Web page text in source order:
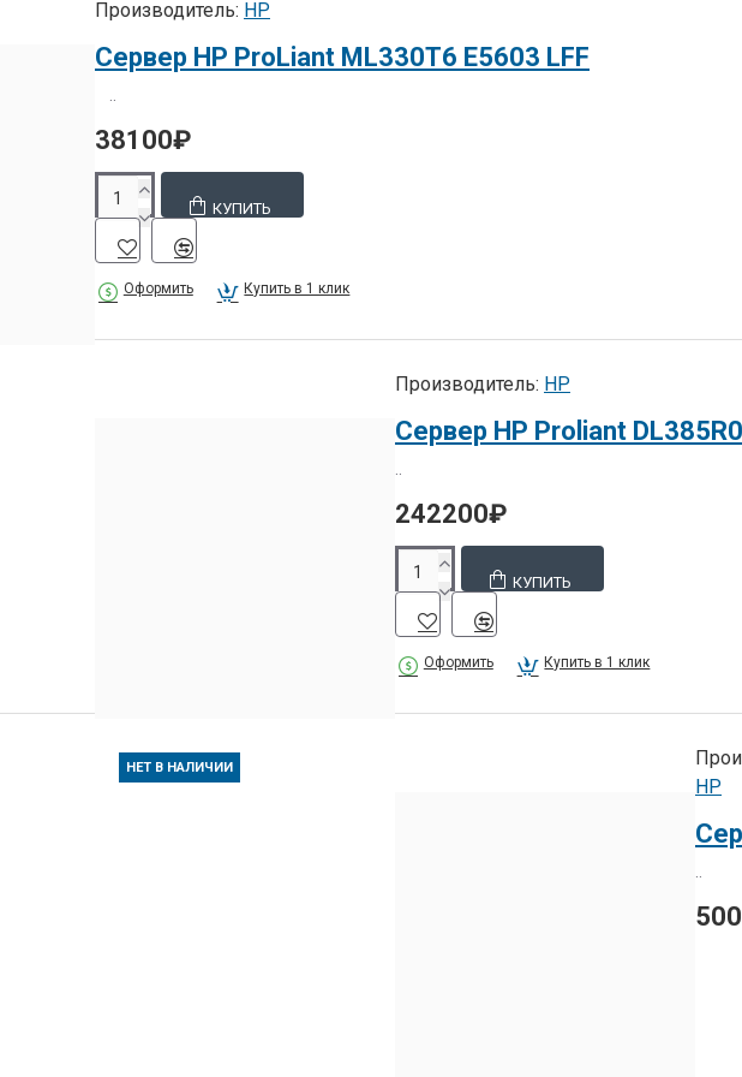
Производитель: HP
Сервер HP ProLiant ML330T6 E5603 LFF
38100₽
КУПИТЬ
Оформить Купить в 1 клик
НЕТ В НАЛИЧИИ
Производитель: HP
242200₽
КУПИТЬ
Оформить Купить в 1 клик
HP